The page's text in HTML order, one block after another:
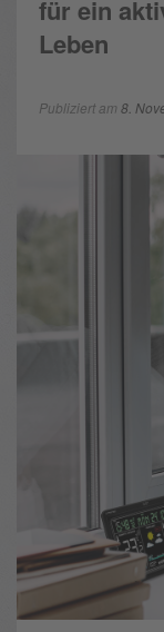
für ein
Leben
Publiziert am 8.